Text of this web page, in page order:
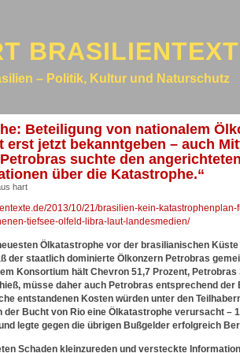
– Politik, Kultur und Naturschutz
Beteiligung von nationalem
erst jetzt bekanntgeben – auch
suchte den
über die Katastrophe.“
hart
2013/10/21/brasilien-kein-
tiefsee-olfeld-libra-laut-landesmedien/
Ölkatastrophe vor der brasilianischen
der staatlich dominierte Ölkonzern Petrobras
Konsortium hält Chevron 51,7 Prozent,
müsse daher auch Petrobras entsprechend der
entstandenen Kosten würden unter den
der Bucht von Rio eine Ölkatastrophe verursacht –
legte gegen die übrigen Bußgelder erfolgreich
Schaden kleinzureden und versteckte